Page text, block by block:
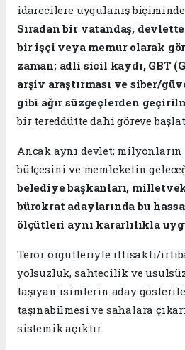
idarecilere uygulanış
Sıradan bir vatandaş,
bir işçi veya memur olarak
zaman; adli sicil kaydı, GBT
arşiv araştırması ve siber/
gibi ağır süzgeçlerden
bir tereddütte dahi göreve
​Ancak aynı devlet;
bütçesini ve memleketin
belediye başkanları,
bürokrat adaylarında bu
ölçütleri aynı kararlılıkla
Terör örgütleriyle iltisaklı/
yolsuzluk, sahtecilik ve
taşıyan isimlerin aday
taşınabilmesi ve sahalara
sistemik açıktır.